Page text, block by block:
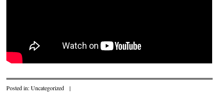
Posted in:Uncategorized |